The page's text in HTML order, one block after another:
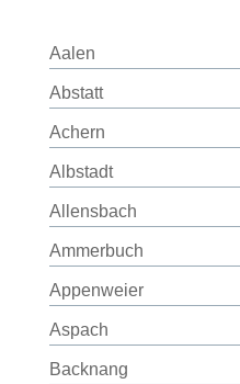
Aalen
Abstatt
Achern
Albstadt
Allensbach
Ammerbuch
Appenweier
Aspach
Backnang